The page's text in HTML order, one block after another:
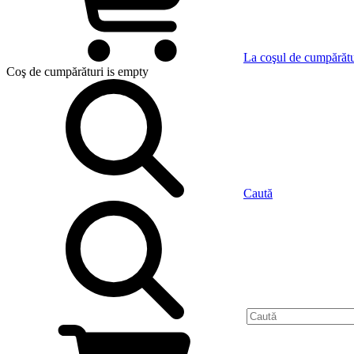
La coşul de
Coş de cumpărături is empty
Caută